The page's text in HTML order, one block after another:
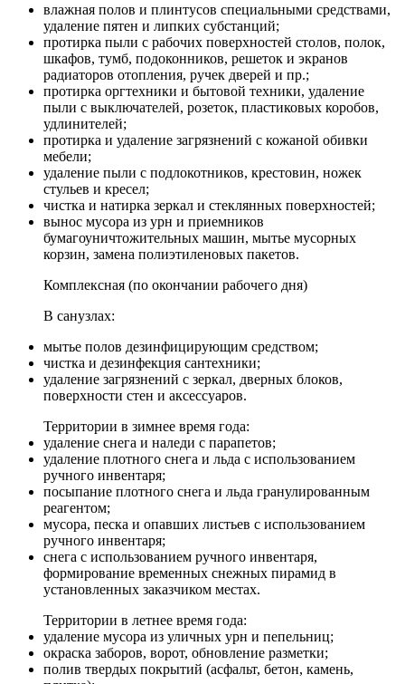
влажная полов и плинтусов специальными средствами,
удаление пятен и липких субстанций;
протирка пыли с рабочих поверхностей столов, полок,
шкафов, тумб, подоконников, решеток и экранов
радиаторов отопления, ручек дверей и пр.;
протирка оргтехники и бытовой техники, удаление
пыли с выключателей, розеток, пластиковых коробов,
удлинителей;
протирка и удаление загрязнений с кожаной обивки
мебели;
удаление пыли с подлокотников, крестовин, ножек
стульев и кресел;
чистка и натирка зеркал и стеклянных поверхностей;
вынос мусора из урн и приемников
бумагоуничтожительных машин, мытье мусорных
корзин, замена полиэтиленовых пакетов.
Комплексная (по окончании рабочего дня)
В санузлах:
мытье полов дезинфицирующим средством;
чистка и дезинфекция сантехники;
удаление загрязнений с зеркал, дверных блоков,
поверхности стен и аксессуаров.
Территории в зимнее время года:
удаление снега и наледи с парапетов;
удаление плотного снега и льда с использованием
ручного инвентаря;
посыпание плотного снега и льда гранулированным
реагентом;
мусора, песка и опавших листьев с использованием
ручного инвентаря;
снега с использованием ручного инвентаря,
формирование временных снежных пирамид в
установленных заказчиком местах.
Территории в летнее время года:
удаление мусора из уличных урн и пепельниц;
окраска заборов, ворот, обновление разметки;
полив твердых покрытий (асфальт, бетон, камень,